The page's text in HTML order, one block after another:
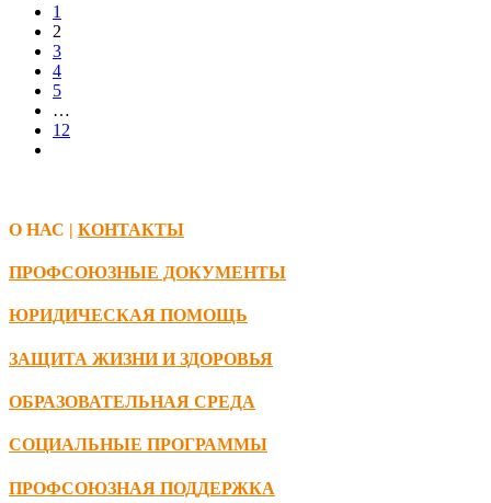
1
2
3
4
5
…
12
О НАС | КОНТАКТЫ
ПРОФСОЮЗНЫЕ ДОКУМЕНТЫ
ЮРИДИЧЕСКАЯ ПОМОЩЬ
ЗАЩИТА ЖИЗНИ И ЗДОРОВЬЯ
ОБРАЗОВАТЕЛЬНАЯ СРЕДА
СОЦИАЛЬНЫЕ ПРОГРАММЫ
ПРОФСОЮЗНАЯ ПОДДЕРЖКА